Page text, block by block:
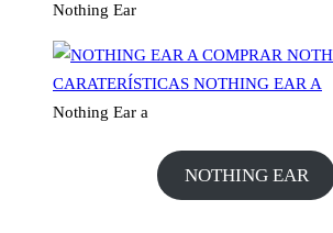
Nothing Ear
Nothing Ear a
NOTHING EAR